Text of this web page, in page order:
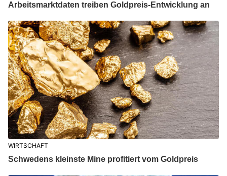
Arbeitsmarktdaten treiben Goldpreis-Entwicklung an
WIRTSCHAFT
Schwedens kleinste Mine profitiert vom Goldpreis